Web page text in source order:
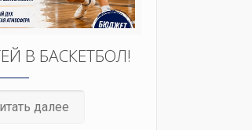
В БАСКЕТБОЛ!
далее